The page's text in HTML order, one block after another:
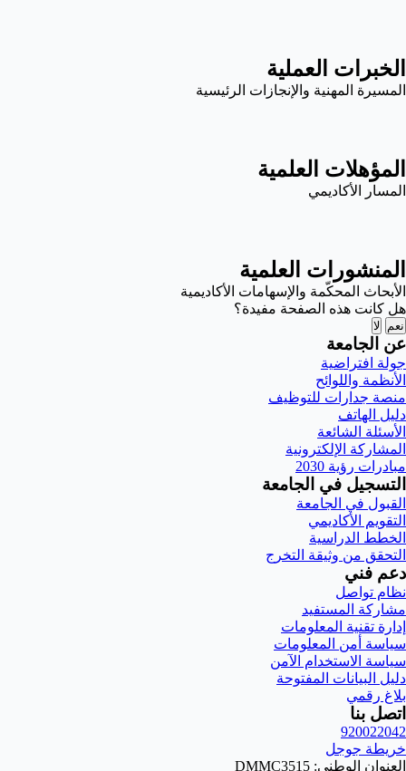
الخبرات العملية
المسيرة المهنية والإنجازات الرئيسية
المؤهلات العلمية
المسار الأكاديمي
المنشورات العلمية
الأبحاث المحكّمة والإسهامات الأكاديمية
هل كانت هذه الصفحة مفيدة؟
نعم لا
عن الجامعة
جولة افتراضية
الأنظمة واللوائح
منصة جدارات للتوظيف
دليل الهاتف
الأسئلة الشائعة
المشاركة الإلكترونية
مبادرات رؤية 2030
التسجيل في الجامعة
القبول في الجامعة
التقويم الأكاديمي
الخطط الدراسية
التحقق من وثيقة التخرج
دعم فني
نظام تواصل
مشاركة المستفيد
إدارة تقنية المعلومات
سياسة أمن المعلومات
سياسة الاستخدام الآمن
دليل البيانات المفتوحة
بلاغ رقمي
اتصل بنا
920022042
خريطة جوجل
العنوان الوطني: DMMC3515